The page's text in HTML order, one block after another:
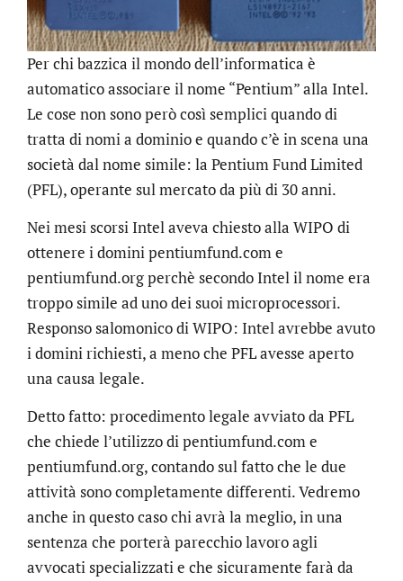
Per chi bazzica il mondo dell’informatica è
automatico associare il nome “Pentium” alla Intel.
Le cose non sono però così semplici quando di
tratta di nomi a dominio e quando c’è in scena una
società dal nome simile: la Pentium Fund Limited
(PFL), operante sul mercato da più di 30 anni.
Nei mesi scorsi Intel aveva chiesto alla WIPO di
ottenere i domini pentiumfund.com e
pentiumfund.org perchè secondo Intel il nome era
troppo simile ad uno dei suoi microprocessori.
Responso salomonico di WIPO: Intel avrebbe avuto
i domini richiesti, a meno che PFL avesse aperto
una causa legale.
Detto fatto: procedimento legale avviato da PFL
che chiede l’utilizzo di pentiumfund.com e
pentiumfund.org, contando sul fatto che le due
attività sono completamente differenti. Vedremo
anche in questo caso chi avrà la meglio, in una
sentenza che porterà parecchio lavoro agli
avvocati specializzati e che sicuramente farà da